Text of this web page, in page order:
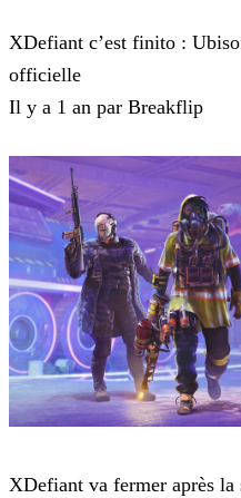
XDefiant c’est finito :
officielle
Il y a 1 an par Breakflip
XDefiant va fermer après la